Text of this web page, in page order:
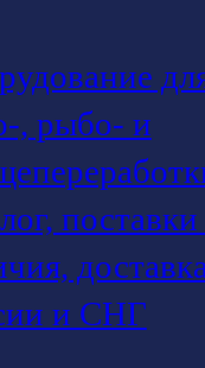
, рыбо- и
поставки
и СНГ